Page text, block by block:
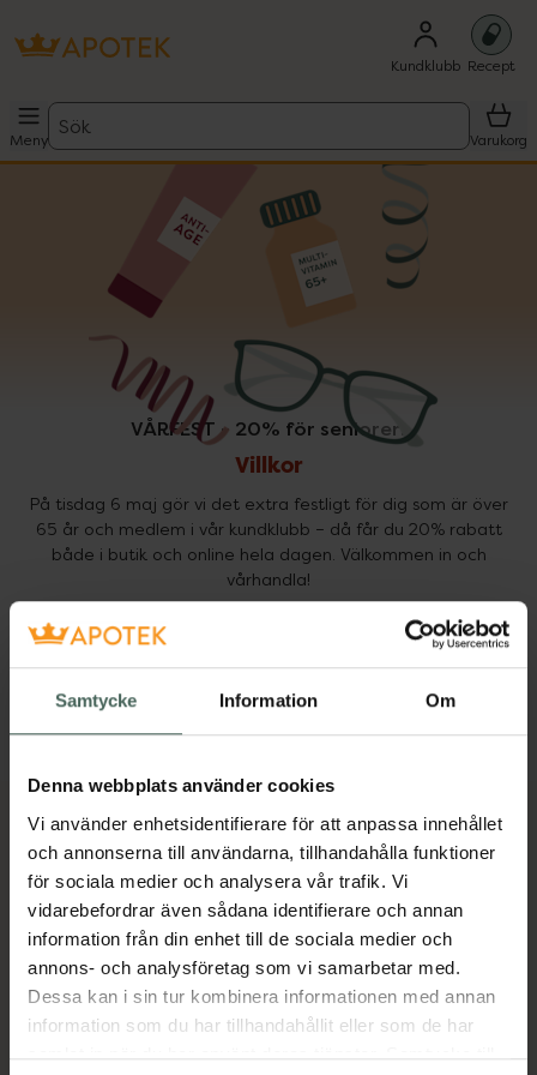
Samtycke Information Om
Denna webbplats använder cookies
Vi använder enhetsidentifierare för att anpassa innehållet
och annonserna till användarna, tillhandahålla funktioner
för sociala medier och analysera vår trafik. Vi
vidarebefordrar även sådana identifierare och annan
information från din enhet till de sociala medier och
annons- och analysföretag som vi samarbetar med.
Dessa kan i sin tur kombinera informationen med annan
information som du har tillhandahållit eller som de har
samlat in när du har använt deras tjänster. Samtycke till
Kundklubb Recept
Meny
Sök
Varukorg
VÅRFEST - 20% för seniorer!
Villkor
På tisdag 6 maj gör vi det extra festligt för dig som är över
65 år och medlem i vår kundklubb – då får du 20% rabatt
både i butik och online hela dagen. Välkommen in och
vårhandla!
För att ta del av erbjudandet, logga in som medlem och
Erbjudandet gäller ej receptbelagda och förskrivna varor,
modersmjölkersättning, The Ordinary, tjänster eller redan
Kronans Apotek finns här för dig. Du hittar oss från Skåne i
syd till Lappland i norr, och online i mobilen och på
datorn. Oavsett vem du är så är det vårt uppdrag att
hjälpa just dig att må lite bättre. Välkommen att prata